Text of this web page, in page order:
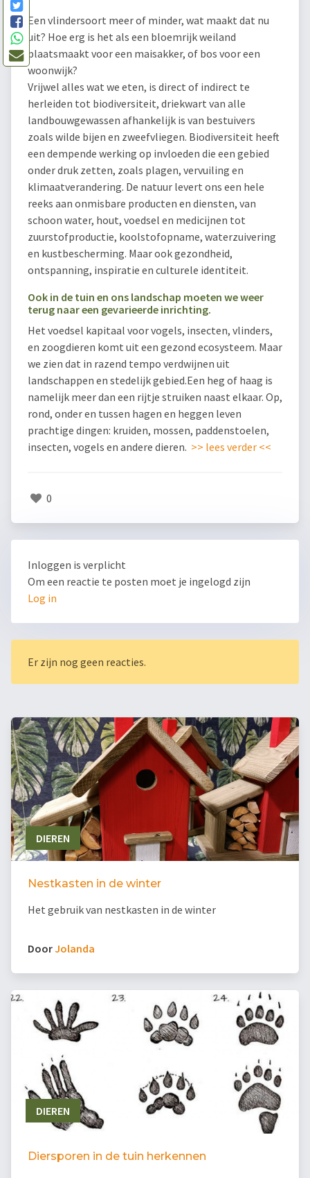
Een vlindersoort meer of minder, wat maakt dat nu
uit? Hoe erg is het als een bloemrijk weiland
plaatsmaakt voor een maisakker, of bos voor een
woonwijk?
Vrijwel alles wat we eten, is direct of indirect te
herleiden tot biodiversiteit, driekwart van alle
landbouwgewassen afhankelijk is van bestuivers
zoals wilde bijen en zweefvliegen. Biodiversiteit heeft
een dempende werking op invloeden die een gebied
onder druk zetten, zoals plagen, vervuiling en
klimaatverandering. De natuur levert ons een hele
reeks aan onmisbare producten en diensten, van
schoon water, hout, voedsel en medicijnen tot
zuurstofproductie, koolstofopname, waterzuivering
en kustbescherming. Maar ook gezondheid,
ontspanning, inspiratie en culturele identiteit.
Ook in de tuin en ons landschap moeten we weer
terug naar een gevarieerde inrichting.
Het voedsel kapitaal voor vogels, insecten, vlinders,
en zoogdieren komt uit een gezond ecosysteem. Maar
we zien dat in razend tempo verdwijnen uit
landschappen en stedelijk gebied.Een heg of haag is
namelijk meer dan een rijtje struiken naast elkaar. Op,
rond, onder en tussen hagen en heggen leven
prachtige dingen: kruiden, mossen, paddenstoelen,
insecten, vogels en andere dieren. >> lees verder <<
0
Inloggen is verplicht
Om een reactie te posten moet je ingelogd zijn
Log in
Er zijn nog geen reacties.
DIEREN
Nestkasten in de winter
Het gebruik van nestkasten in de winter
DoorJolanda
DIEREN
Diersporen in de tuin herkennen